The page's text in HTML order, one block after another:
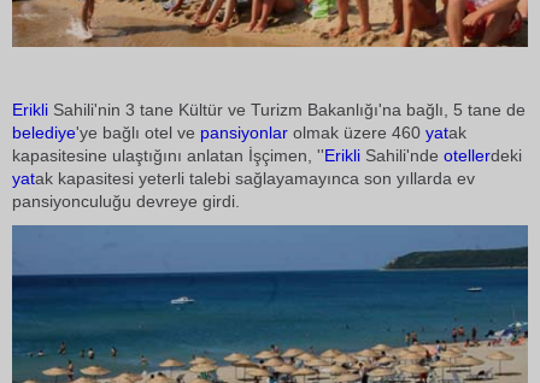
Erikli Sahili'nin 3 tane Kültür ve Turizm Bakanlığı'na bağlı, 5 tane de
belediye'ye bağlı otel ve pansiyonlar olmak üzere 460 yatak
kapasitesine ulaştığını anlatan İşçimen, ''Erikli Sahili'nde otellerdeki
yatak kapasitesi yeterli talebi sağlayamayınca son yıllarda ev
pansiyonculuğu devreye girdi.